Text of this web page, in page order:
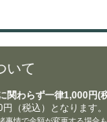
いて
関わらず一律1,000円(
（税込）となります。